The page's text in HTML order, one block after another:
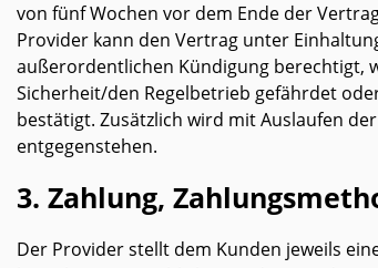
von fünf Wochen vor dem Ende der
Provider kann den Vertrag unter
außerordentlichen Kündigung berechtigt,
Sicherheit/den Regelbetrieb gefährdet
bestätigt. Zusätzlich wird mit Auslaufen
entgegenstehen.
3. Zahlung,
Der Provider stellt dem Kunden jeweils